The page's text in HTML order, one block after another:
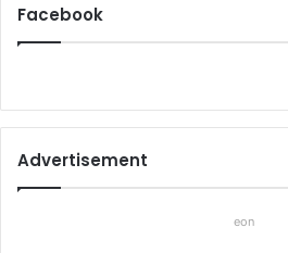
Facebook
Advertisement
eon